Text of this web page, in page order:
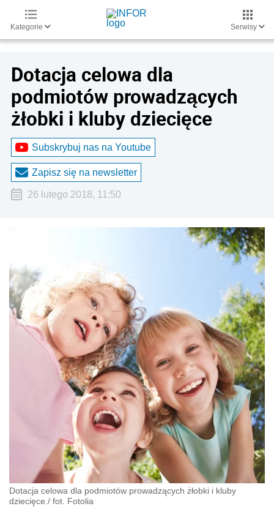
Kategorie Serwisy
Dotacja celowa dla
podmiotów prowadzących
żłobki i kluby dziecięce
Subskrybuj nas na Youtube
Zapisz się na newsletter
26 lutego 2018, 11:50
Dotacja celowa dla podmiotów prowadzących żłobki i kluby
dziecięce./ fot. Fotolia